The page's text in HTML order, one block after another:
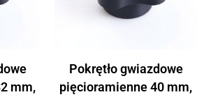
mm,
Pokrętło gwiazdowe
pięcioramienne 40 mm,